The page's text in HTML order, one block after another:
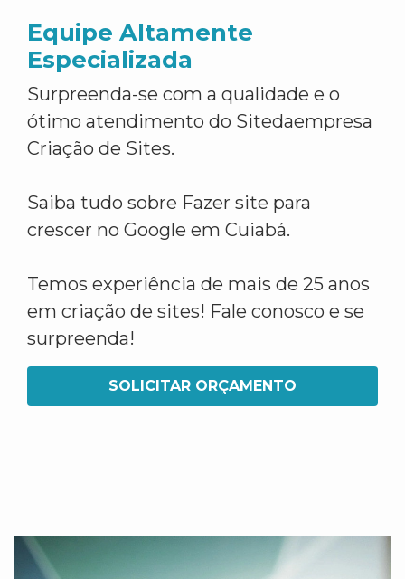
Equipe Altamente
Especializada
Surpreenda-se com a qualidade e o
ótimo atendimento do Sitedaempresa
Criação de Sites.
Saiba tudo sobre Fazer site para
crescer no Google em Cuiabá.
Temos experiência de mais de 25 anos
em criação de sites! Fale conosco e se
surpreenda!
SOLICITAR ORÇAMENTO